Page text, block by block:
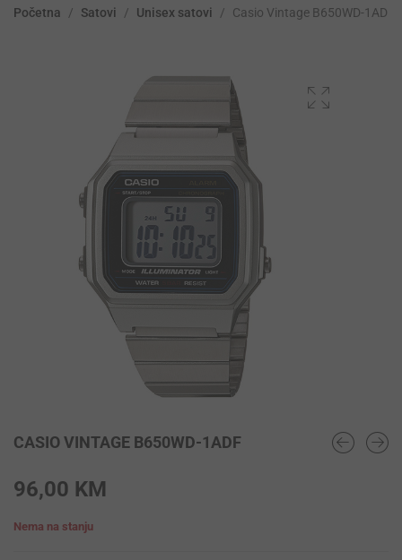
Početna / Satovi / Unisex satovi / Casio Vintage B650WD-1ADF
CASIO VINTAGE B650WD-1ADF
96,00 KM
Nema na stanju